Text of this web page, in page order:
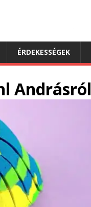
ÉRDEKESSÉGEK
Andrásról